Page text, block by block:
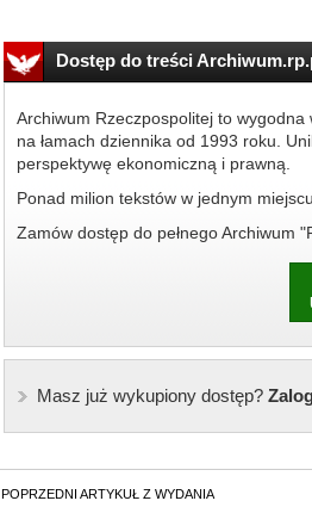
Dostęp do treści
Archiwum Rzeczpospolitej to
na łamach dziennika od 1993 roku.
perspektywę ekonomiczną i prawną.
Ponad milion tekstów w jednym miejscu.
Zamów dostęp do pełnego Archiwum
Masz już wykupiony dostęp?
POPRZEDNI ARTYKUŁ Z WYDANIA